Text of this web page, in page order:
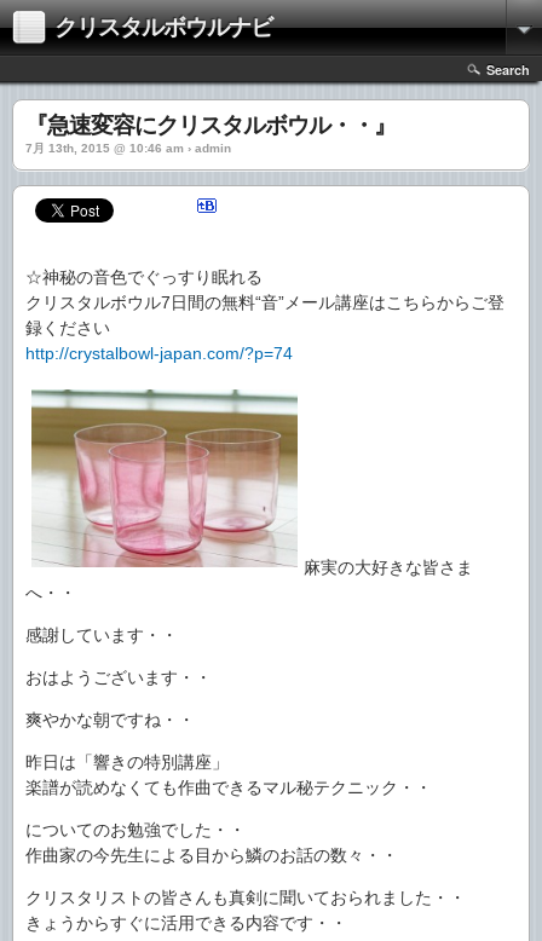
クリスタルボウルナビ
Search
『急速変容にクリスタルボウル・・』
7月 13th, 2015 @ 10:46 am › admin
☆神秘の音色でぐっすり眠れる
クリスタルボウル7日間の無料“音”メール講座はこちらからご登
録ください
http://crystalbowl-japan.com/?p=74
麻実の大好きな皆さま
へ・・
感謝しています・・
おはようございます・・
爽やかな朝ですね・・
昨日は「響きの特別講座」
楽譜が読めなくても作曲できるマル秘テクニック・・
についてのお勉強でした・・
作曲家の今先生による目から鱗のお話の数々・・
クリスタリストの皆さんも真剣に聞いておられました・・
きょうからすぐに活用できる内容です・・